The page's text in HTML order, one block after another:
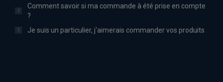
Comment savoir si ma commande à été prise en compte
?
Je suis un particulier, j'aimerais commander vos produits